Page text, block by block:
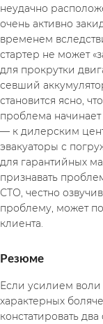
неудачно
очень активно
временем
стартер не может
для прокрутки
севший
становится ясно,
проблема
— к дилерским
эвакуаторы с
для гарантийных
признавать
СТО, честно
проблему, может
клиента.
Резюме
Если усилием воли
характерных
констатировать два